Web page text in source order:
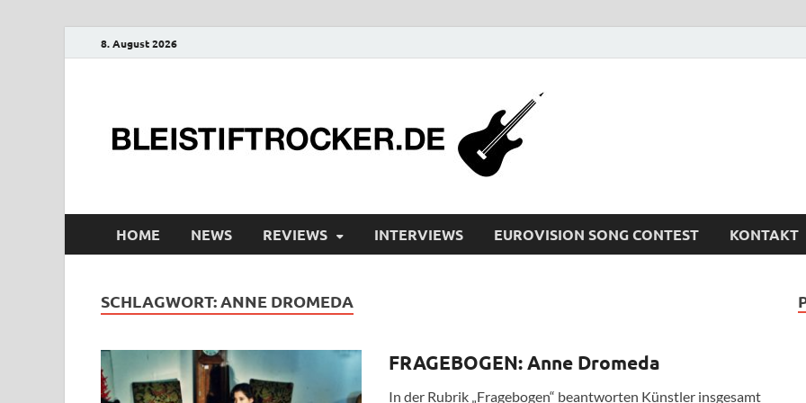
8. August 2026
HOME NEWS REVIEWS INTERVIEWS EUROVISION SONG CONTEST KONTAKT
SCHLAGWORT:ANNE DROMEDA
FRAGEBOGEN: Anne Dromeda
In der Rubrik „Fragebogen“ beantworten Künstler insgesamt